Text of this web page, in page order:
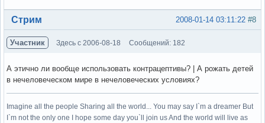
Вне форума #8
2008-01-14 03:11:22
Стрим
Участник Здесь с 2006-08-18 Сообщений: 182
А этично ли вообще использовать контрацептивы? | А рожать детей
в нечеловеческом мире в нечеловеческих условиях?
Imagine all the people Sharing all the world... You may say I`m a dreamer But
I`m not the only one I hope some day you`ll join us And the world will live as